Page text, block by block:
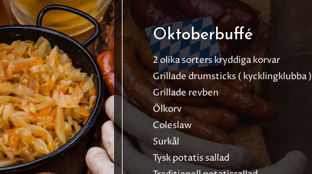
Oktoberbuffé
2 olika sorters kryddiga korvar
Grillade drumsticks ( kycklingklubba )
Grillade revben
Ölkorv
Coleslaw
Surkål
Tysk potatis sallad